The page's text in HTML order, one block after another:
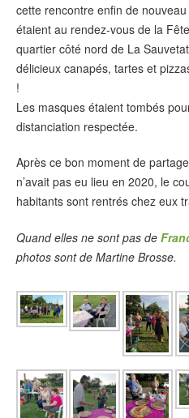
cette rencontre enfin de
étaient au rendez-vous de la
quartier côté nord de La
délicieux canapés, tartes et
!
Les masques étaient tombés
distanciation respectée.
Après ce bon moment de
n’avait pas eu lieu en 2020, le
habitants sont rentrés chez eux
Quand elles ne sont pas de
photos sont de Martine Brosse.